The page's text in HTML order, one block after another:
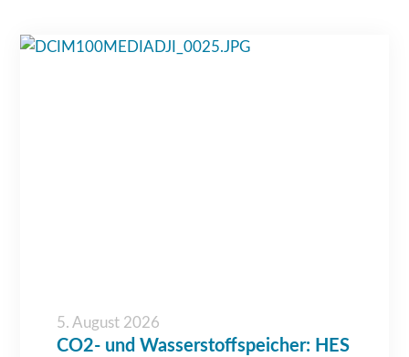
5. August 2026
CO2- und Wasserstoffspeicher: HES